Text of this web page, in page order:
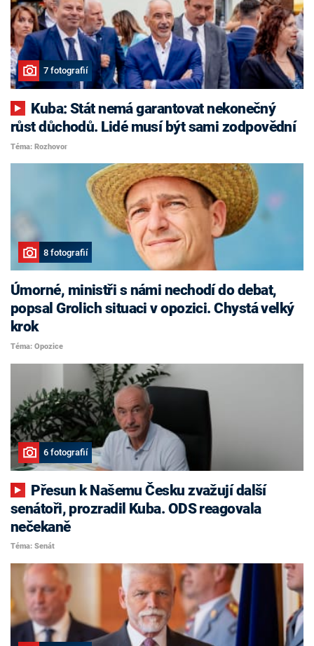
7 fotografií
růst důchodů. Lidé musí být sami zodpovědní
Téma: Rozhovor
8 fotografií
Úmorné, ministři s námi nechodí do debat,
popsal Grolich situaci v opozici. Chystá velký
krok
Téma: Opozice
6 fotografií
senátoři, prozradil Kuba. ODS reagovala
nečekaně
Téma: Senát